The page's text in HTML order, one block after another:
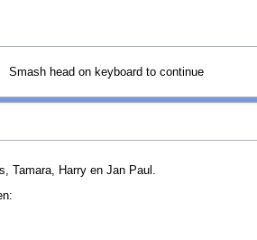
Smash head on keyboard to continue
Tamara, Harry en Jan Paul.